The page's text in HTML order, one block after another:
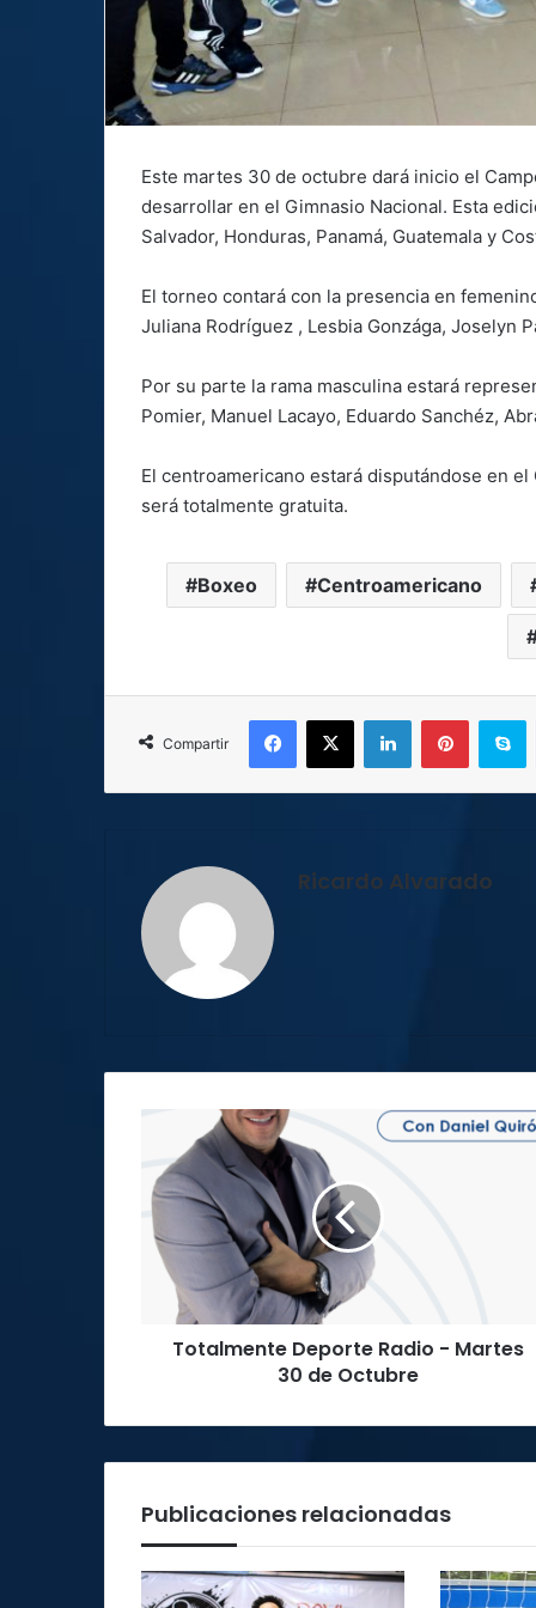
Este martes 30 de octubre dará inicio el
desarrollar en el Gimnasio Nacional. Esta
Salvador, Honduras, Panamá, Guatemala y
El torneo contará con la presencia en
Juliana Rodríguez , Lesbia Gonzága, Joselyn
Por su parte la rama masculina estará
Pomier, Manuel Lacayo, Eduardo Sanchéz,
El centroamericano estará disputándose en
será totalmente gratuita.
Boxeo Centroamericano
Compartir
Ricardo Alvarado
p
e
R
a
d
Totalmente Deporte Radio - Martes
30 de Octubre
Publicaciones relacionadas